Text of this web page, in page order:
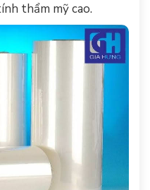
thẩm mỹ cao.